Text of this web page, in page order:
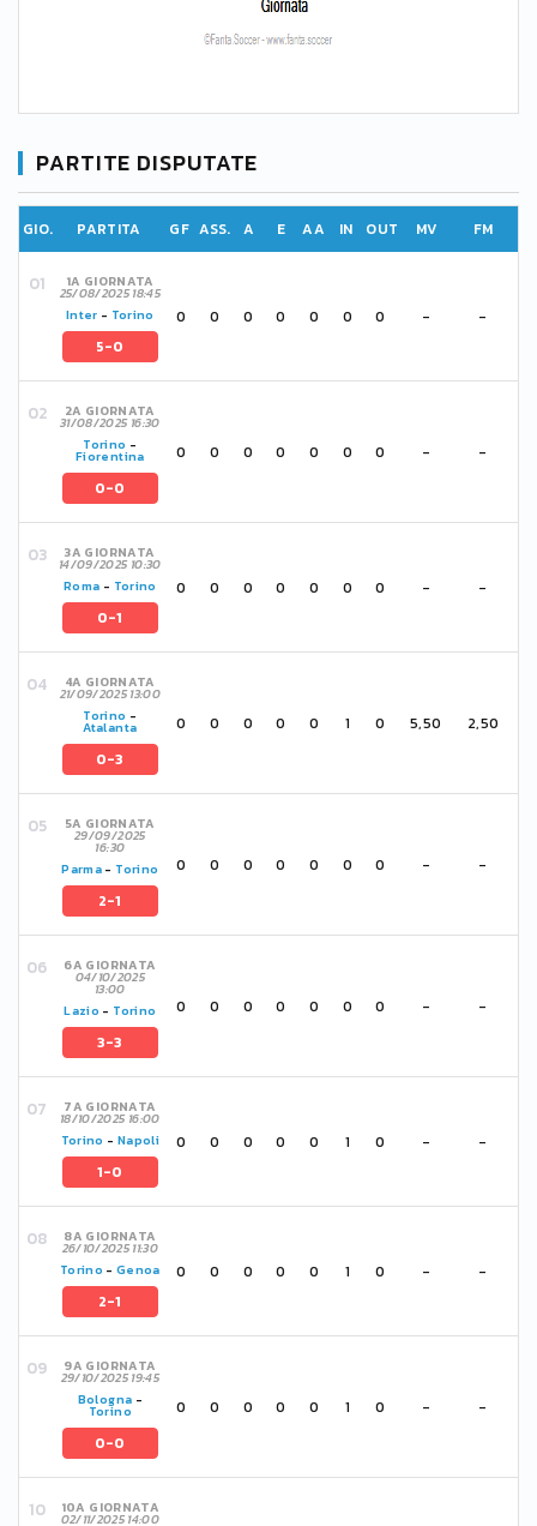
PARTITE DISPUTATE
GIO. PARTITA GF ASS. A E AA IN OUT MV FM
1A GIORNATA
25/08/2025 18:45
Inter - Torino
5-0
0 0 0 0 0 0 0 - -
2A GIORNATA
31/08/2025 16:30
Torino -
Fiorentina
0-0
0 0 0 0 0 0 0 - -
3A GIORNATA
14/09/2025 10:30
Roma - Torino
0-1
0 0 0 0 0 0 0 - -
4A GIORNATA
21/09/2025 13:00
Torino -
Atalanta
0-3
0 0 0 0 0 1 0 5,50 2,50
5A GIORNATA
29/09/2025
16:30
Parma - Torino
2-1
0 0 0 0 0 0 0 - -
6A GIORNATA
04/10/2025
13:00
Lazio - Torino
3-3
0 0 0 0 0 0 0 - -
7A GIORNATA
18/10/2025 16:00
Torino - Napoli
1-0
0 0 0 0 0 1 0 - -
8A GIORNATA
26/10/2025 11:30
Torino -Genoa
2-1
0 0 0 0 0 1 0 - -
9A GIORNATA
29/10/2025 19:45
Bologna -
Torino
0-0
0 0 0 0 0 1 0 - -
10A GIORNATA
02/11/2025 14:00